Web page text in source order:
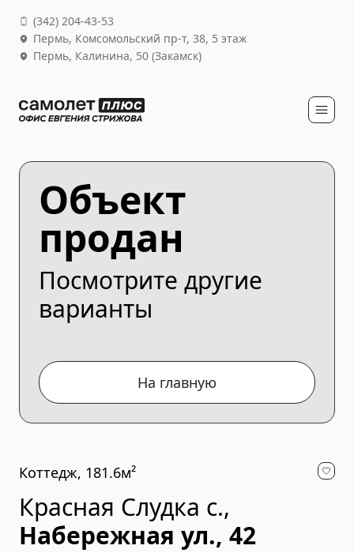
(342) 204-43-53
Пермь, Комсомольский пр-т, 38, 5 этаж
Пермь, Калинина, 50 (Закамск)
Объект
продан
Посмотрите другие
варианты
На главную
Коттедж, 181.6м²
Красная Слудка с.,
Набережная ул., 42